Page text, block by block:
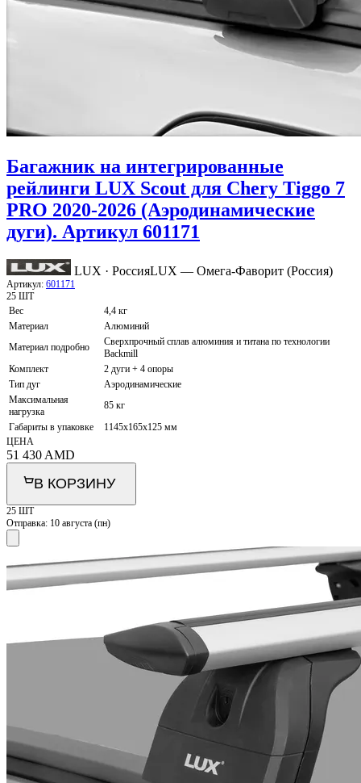
Багажник на интегрированные
рейлинги LUX Scout для Chery Tiggo 7
PRO 2020-2026 (Аэродинамические
дуги). Артикул 601171
LUX · РоссияLUX — Омега-Фаворит (Россия)
Артикул: 601171
25 ШТ
Вес
4,4 кг
Материал
Алюминий
Материал подробно
Сверхпрочный сплав алюминия и титана по технологии
Backmill
Комплект
2 дуги + 4 опоры
Тип дуг
Аэродинамические
Максимальная
нагрузка
85 кг
Габариты в упаковке
1145x165x125 мм
ЦЕНА
51 430 AMD
В КОРЗИНУ
25 ШТ
Отправка: 10 августа (пн)